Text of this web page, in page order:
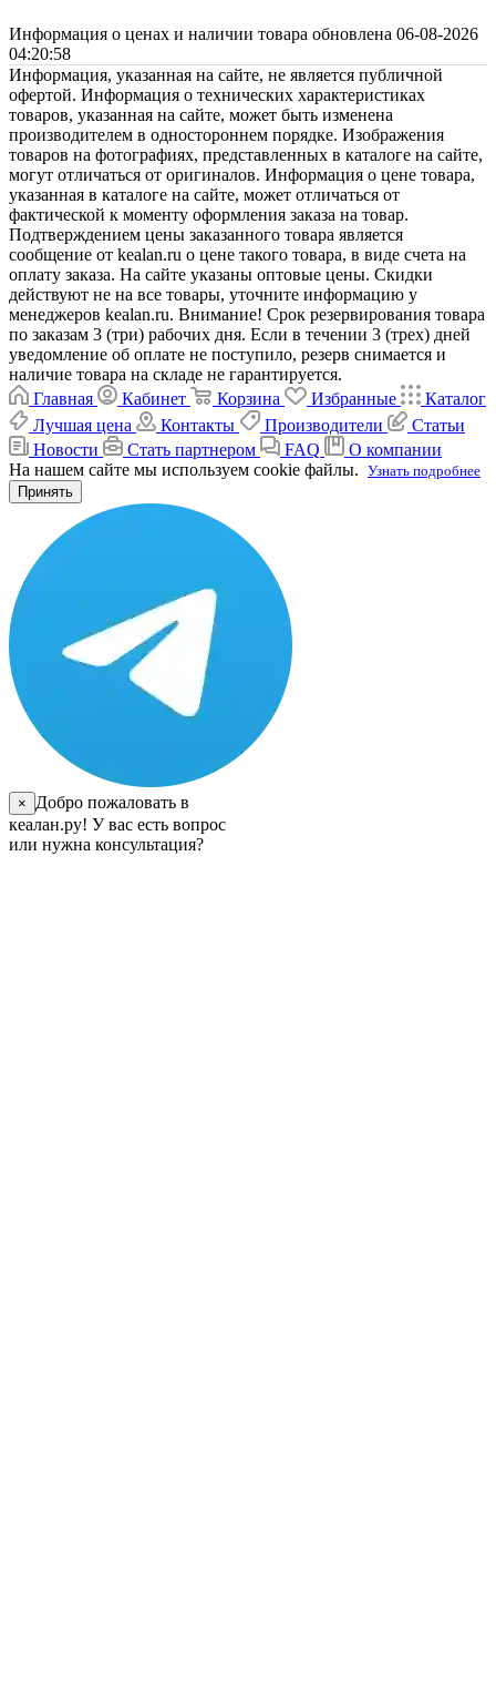
Информация о ценах и наличии товара обновлена 06-08-2026
04:20:58
Информация, указанная на сайте, не является публичной
офертой. Информация о технических характеристиках
товаров, указанная на сайте, может быть изменена
производителем в одностороннем порядке. Изображения
товаров на фотографиях, представленных в каталоге на сайте,
могут отличаться от оригиналов. Информация о цене товара,
указанная в каталоге на сайте, может отличаться от
фактической к моменту оформления заказа на товар.
Подтверждением цены заказанного товара является
сообщение от kealan.ru о цене такого товара, в виде счета на
оплату заказа. На сайте указаны оптовые цены. Скидки
действуют не на все товары, уточните информацию у
менеджеров kealan.ru. Внимание! Срок резервирования товара
по заказам 3 (три) рабочих дня. Если в течении 3 (трех) дней
уведомление об оплате не поступило, резерв снимается и
наличие товара на складе не гарантируется.
Главная
Кабинет Корзина Избранные
Каталог
Лучшая цена
Контакты Производители
Статьи
Новости
Стать партнером FAQ
О компании
На нашем сайте мы используем cookie файлы. Узнать подробнее
Принять
×
Добро пожаловать в
кеалан.ру! У вас есть вопрос
или нужна консультация?